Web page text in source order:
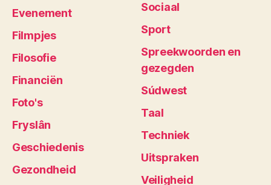
Evenement
Filmpjes
Filosofie
Financiën
Foto's
Fryslân
Geschiedenis
Gezondheid
Sociaal
Sport
Spreekwoorden en
gezegden
Súdwest
Taal
Techniek
Uitspraken
Veiligheid